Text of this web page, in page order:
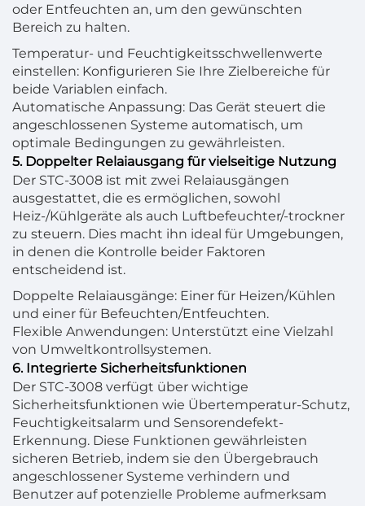
oder Entfeuchten an, um den gewünschten
Bereich zu halten.
Temperatur- und Feuchtigkeitsschwellenwerte
einstellen: Konfigurieren Sie Ihre Zielbereiche für
beide Variablen einfach.
Automatische Anpassung: Das Gerät steuert die
angeschlossenen Systeme automatisch, um
optimale Bedingungen zu gewährleisten.
5. Doppelter Relaiausgang für vielseitige Nutzung
Der STC-3008 ist mit zwei Relaiausgängen
ausgestattet, die es ermöglichen, sowohl
Heiz-/Kühlgeräte als auch Luftbefeuchter/-trockner
zu steuern. Dies macht ihn ideal für Umgebungen,
in denen die Kontrolle beider Faktoren
entscheidend ist.
Doppelte Relaiausgänge: Einer für Heizen/Kühlen
und einer für Befeuchten/Entfeuchten.
Flexible Anwendungen: Unterstützt eine Vielzahl
von Umweltkontrollsystemen.
6. Integrierte Sicherheitsfunktionen
Der STC-3008 verfügt über wichtige
Sicherheitsfunktionen wie Übertemperatur-Schutz,
Feuchtigkeitsalarm und Sensorendefekt-
Erkennung. Diese Funktionen gewährleisten
sicheren Betrieb, indem sie den Übergebrauch
angeschlossener Systeme verhindern und
Benutzer auf potenzielle Probleme aufmerksam